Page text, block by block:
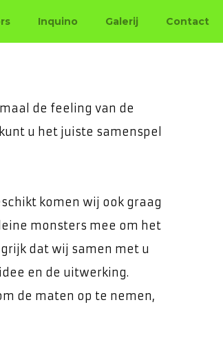
Inquino Galerij Contact
de feeling van de
u het juiste samenspel
komen wij ook graag
monsters mee om het
dat wij samen met u
en de uitwerking.
de maten op te nemen,